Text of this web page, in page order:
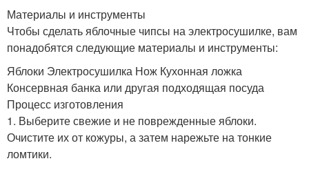
Материалы и инструменты
Чтобы сделать яблочные чипсы на электросушилке, вам
понадобятся следующие материалы и инструменты:
Яблоки Электросушилка Нож Кухонная ложка
Консервная банка или другая подходящая посуда
Процесс изготовления
1. Выберите свежие и не поврежденные яблоки.
Очистите их от кожуры, а затем нарежьте на тонкие
ломтики.